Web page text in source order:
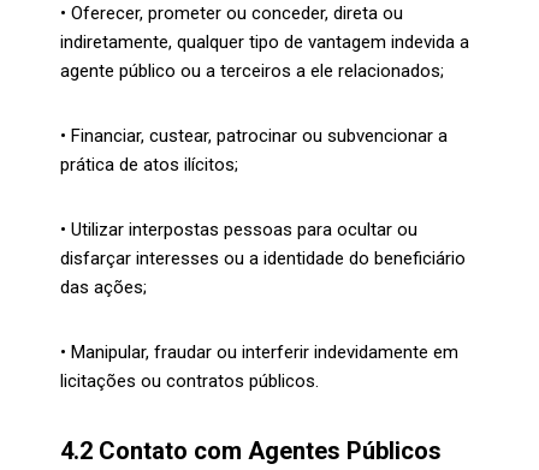
• Oferecer, prometer ou conceder, direta ou
indiretamente, qualquer tipo de vantagem indevida a
agente público ou a terceiros a ele relacionados;
• Financiar, custear, patrocinar ou subvencionar a
prática de atos ilícitos;
• Utilizar interpostas pessoas para ocultar ou
disfarçar interesses ou a identidade do beneficiário
das ações;
• Manipular, fraudar ou interferir indevidamente em
licitações ou contratos públicos.
4.2 Contato com Agentes Públicos